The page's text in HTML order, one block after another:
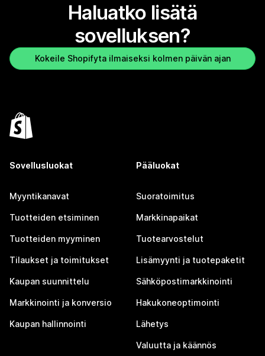
Haluatko lisätä
sovelluksen?
Kokeile Shopifyta ilmaiseksi kolmen päivän ajan
Sovellusluokat
Myyntikanavat
Tuotteiden etsiminen
Tuotteiden myyminen
Tilaukset ja toimitukset
Kaupan suunnittelu
Markkinointi ja konversio
Kaupan hallinnointi
Pääluokat
Suoratoimitus
Markkinapaikat
Tuotearvostelut
Lisämyynti ja tuotepaketit
Sähköpostimarkkinointi
Hakukoneoptimointi
Lähetys
Valuutta ja käännös